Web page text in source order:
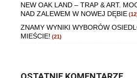
NEW OAK LAND – TRAP & ART.
NAD ZALEWEM W NOWEJ DĘBIE
ZNAMY WYNIKI WYBORÓW
MIEŚCIE! (21)